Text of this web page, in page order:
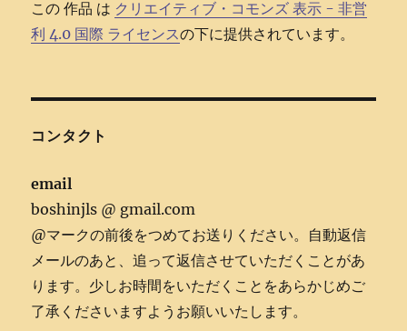
この 作品 は クリエイティブ・コモンズ 表示 - 非営
利 4.0 国際 ライセンスの下に提供されています。
コンタクト
email
boshinjls @ gmail.com
@マークの前後をつめてお送りください。自動返信
メールのあと、追って返信させていただくことがあ
ります。少しお時間をいただくことをあらかじめご
了承くださいますようお願いいたします。